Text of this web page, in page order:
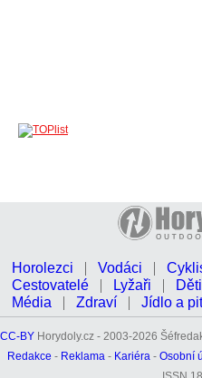
Horolezci Vodáci
Cestovatelé
Lyžaři Děti
Média
Zdraví Jídlo a
CC-BY Horydoly.cz - 2003-2026
Redakce - Reklama- Kariéra- Osobní